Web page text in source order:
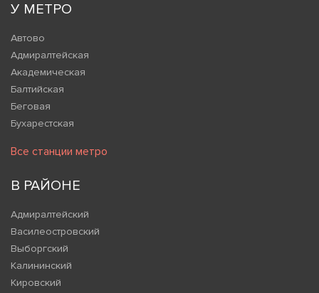
У МЕТРО
Автово
Адмиралтейская
Академическая
Балтийская
Беговая
Бухарестская
Все станции метро
В РАЙОНЕ
Адмиралтейский
Василеостровский
Выборгский
Калининский
Кировский